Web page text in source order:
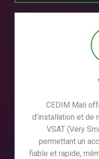
CEDIM Mali
d’installation et de
VSAT (Very
permettant un
fiable et rapide,